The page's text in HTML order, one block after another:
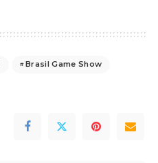
Brasil Game Show